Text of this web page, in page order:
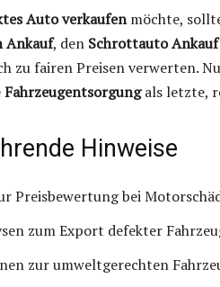
Auto verkaufenmöchte,
Ankauf, den Schrottauto Ankauf
zu fairen Preisen verwerten.
Fahrzeugentsorgungals letzte,
Hinweise
Preisbewertung bei
zum Export defekter
zur umweltgerechten